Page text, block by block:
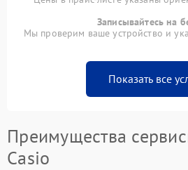
Записывайтесь на
Мы проверим ваше устройство и
Показать все
Преимущества
Casio